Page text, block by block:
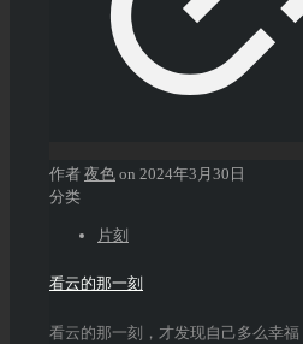
作者 夜色 on 2024年3月30日
分类
片刻
看云的那一刻
看云的那一刻，才发现自己多么幸福